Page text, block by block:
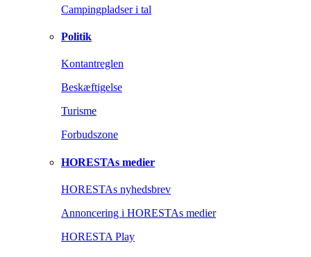
Campingpladser i tal
Politik
Kontantreglen
Beskæftigelse
Turisme
Forbudszone
HORESTAs medier
HORESTAs nyhedsbrev
Annoncering i HORESTAs medier
HORESTA Play